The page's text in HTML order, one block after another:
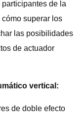
de la
superar los
las posibilidades
de actuador
vertical:
de doble efecto